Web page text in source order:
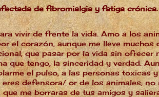
de fibromialgia y fatiga
vivir de frente la vida. Amo a los
el corazón, aunque me lleve muchos
que pasar por la vida sin ofrecer
que tengo, la sinceridad y verdad.
el pulso, a las personas toxicas
defensora/ or de los animales;
que me borraras de tus amigos y